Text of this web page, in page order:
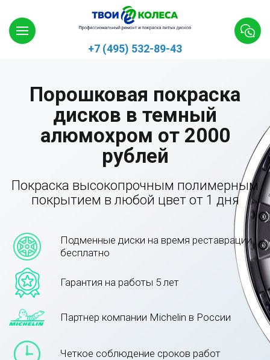
+7 (495) 532-89-43
Порошковая покраска
дисков в темный
алюмохром от 2000
рублей
Покраска высокопрочным полимерным
покрытием в любой цвет от 1 дня
Подменные диски на время реставрации
бесплатно
Гарантия на работы 5 лет
Партнер компании Michelin в России
Четкое соблюдение сроков работ